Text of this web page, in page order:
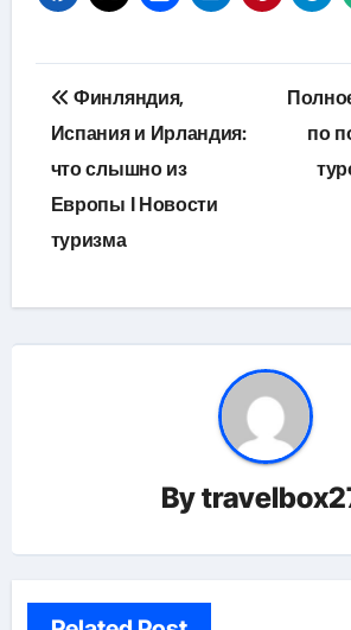
Навигация
по
записям
Финляндия,
Испания и Ирландия:
что слышно из
Европы Ӏ Новости
туризма
по
By